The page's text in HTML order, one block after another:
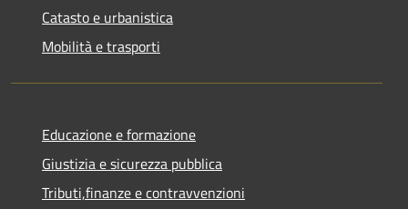
Catasto e urbanistica
Mobilità e trasporti
Educazione e formazione
Giustizia e sicurezza pubblica
Tributi,finanze e contravvenzioni